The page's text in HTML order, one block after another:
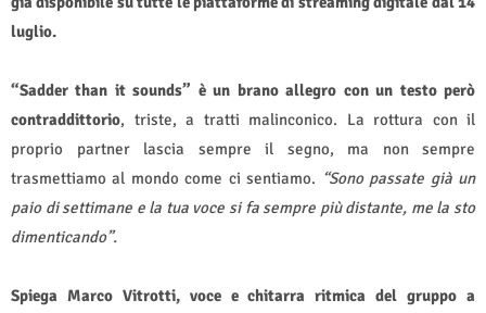
luglio.
“Sadder than it sounds” è un brano allegro con un testo però
contraddittorio, triste, a tratti malinconico. La rottura con il
proprio partner lascia sempre il segno, ma non sempre
trasmettiamo al mondo come ci sentiamo. “Sono passate già un
paio di settimane e la tua voce si fa sempre più distante, me la sto
dimenticando”.
Spiega Marco Vitrotti, voce e chitarra ritmica del gruppo a